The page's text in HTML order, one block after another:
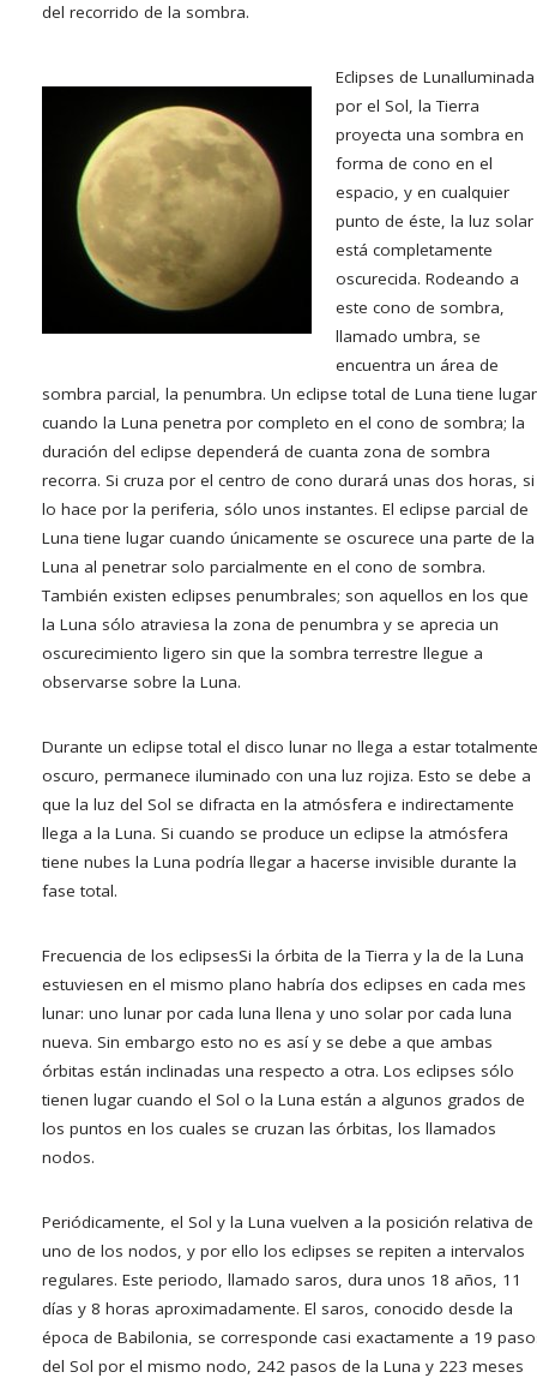
del recorrido de la sombra.
Eclipses de LunaIluminada
por el Sol, la Tierra
proyecta una sombra en
forma de cono en el
espacio, y en cualquier
punto de éste, la luz solar
está completamente
oscurecida. Rodeando a
este cono de sombra,
llamado umbra, se
encuentra un área de
sombra parcial, la penumbra. Un eclipse total de Luna tiene lugar
cuando la Luna penetra por completo en el cono de sombra; la
duración del eclipse dependerá de cuanta zona de sombra
recorra. Si cruza por el centro de cono durará unas dos horas, si
lo hace por la periferia, sólo unos instantes. El eclipse parcial de
Luna tiene lugar cuando únicamente se oscurece una parte de la
Luna al penetrar solo parcialmente en el cono de sombra.
También existen eclipses penumbrales; son aquellos en los que
la Luna sólo atraviesa la zona de penumbra y se aprecia un
oscurecimiento ligero sin que la sombra terrestre llegue a
observarse sobre la Luna.
Durante un eclipse total el disco lunar no llega a estar totalmente
oscuro, permanece iluminado con una luz rojiza. Esto se debe a
que la luz del Sol se difracta en la atmósfera e indirectamente
llega a la Luna. Si cuando se produce un eclipse la atmósfera
tiene nubes la Luna podría llegar a hacerse invisible durante la
fase total.
Frecuencia de los eclipsesSi la órbita de la Tierra y la de la Luna
estuviesen en el mismo plano habría dos eclipses en cada mes
lunar: uno lunar por cada luna llena y uno solar por cada luna
nueva. Sin embargo esto no es así y se debe a que ambas
órbitas están inclinadas una respecto a otra. Los eclipses sólo
tienen lugar cuando el Sol o la Luna están a algunos grados de
los puntos en los cuales se cruzan las órbitas, los llamados
nodos.
Periódicamente, el Sol y la Luna vuelven a la posición relativa de
uno de los nodos, y por ello los eclipses se repiten a intervalos
regulares. Este periodo, llamado saros, dura unos 18 años, 11
días y 8 horas aproximadamente. El saros, conocido desde la
época de Babilonia, se corresponde casi exactamente a 19
del Sol por el mismo nodo, 242 pasos de la Luna y 223 meses